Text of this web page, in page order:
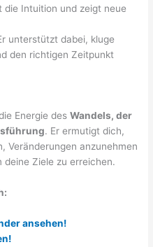
die Intuition und zeigt neue
unterstützt dabei, kluge
den richtigen Zeitpunkt
Energie desWandels, der
. Er ermutigt dich,
Veränderungen anzunehmen
deine Ziele zu erreichen.
ansehen!